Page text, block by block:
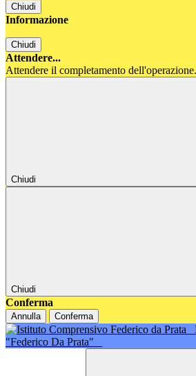
Chiudi
Informazione
Chiudi
Attendere...
Attendere il completamento
Chiudi
Chiudi
Conferma
Annulla Conferma
"Federico Da Prata"